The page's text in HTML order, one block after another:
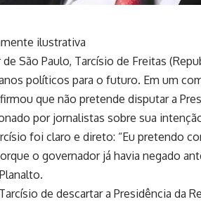
ilustrativa
São Paulo, Tarcísio de Freitas
políticos para o futuro. Em um
que não pretende disputar a
por jornalistas sobre sua
foi claro e direto: “Eu pretendo
o governador já havia negado
de descartar a Presidência da